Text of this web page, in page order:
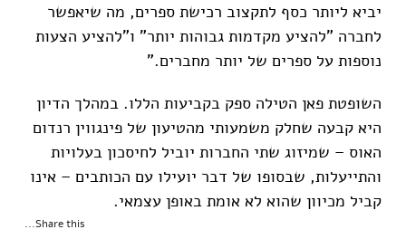
יביא ליותר כסף לתקצוב רכישת ספרים, מה שיאפשר
לחברה "להציע מקדמות גבוהות יותר" ו"להציע הצעות
נוספות על ספרים של יותר מחברים."
השופטת פאן הטילה ספק בקביעות הללו. במהלך הדיון
היא קבעה שחלק משמעותי מהטיעון של פינגווין רנדום
האוס – שמיזוג שתי החברות יוביל לחיסכון בעלויות
והתייעלות, שבסופו של דבר יועילו עם הכותבים – אינו
קביל מכיוון שהוא לא אומת באופן עצמאי.
Share this...